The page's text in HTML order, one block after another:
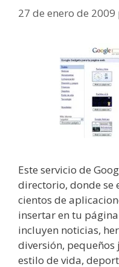
27 de enero de 2009
Este servicio de
directorio, donde se
cientos de
insertar en tu
incluyen noticias,
diversión, pequeños
estilo de vida,